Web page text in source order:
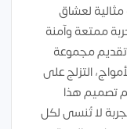
لعشاق
ممتعة وآمنة
تقديم مجموعة
التزلج على
تصميم هذا
لا تُنسى لكل